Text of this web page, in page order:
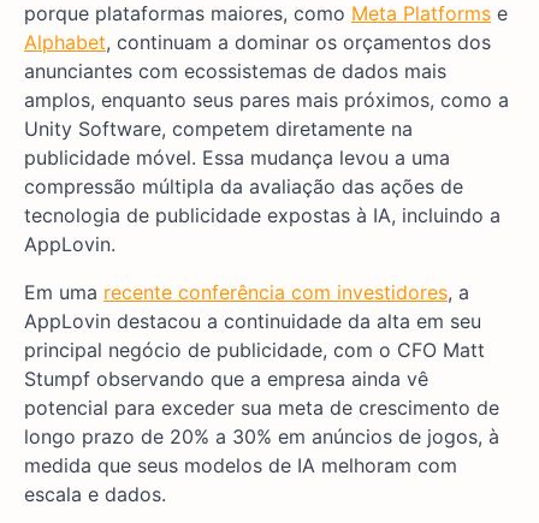
porque plataformas maiores, como Meta Platforms e
Alphabet, continuam a dominar os orçamentos dos
anunciantes com ecossistemas de dados mais
amplos, enquanto seus pares mais próximos, como a
Unity Software, competem diretamente na
publicidade móvel. Essa mudança levou a uma
compressão múltipla da avaliação das ações de
tecnologia de publicidade expostas à IA, incluindo a
AppLovin.
Em uma recente conferência com investidores, a
AppLovin destacou a continuidade da alta em seu
principal negócio de publicidade, com o CFO Matt
Stumpf observando que a empresa ainda vê
potencial para exceder sua meta de crescimento de
longo prazo de 20% a 30% em anúncios de jogos, à
medida que seus modelos de IA melhoram com
escala e dados.